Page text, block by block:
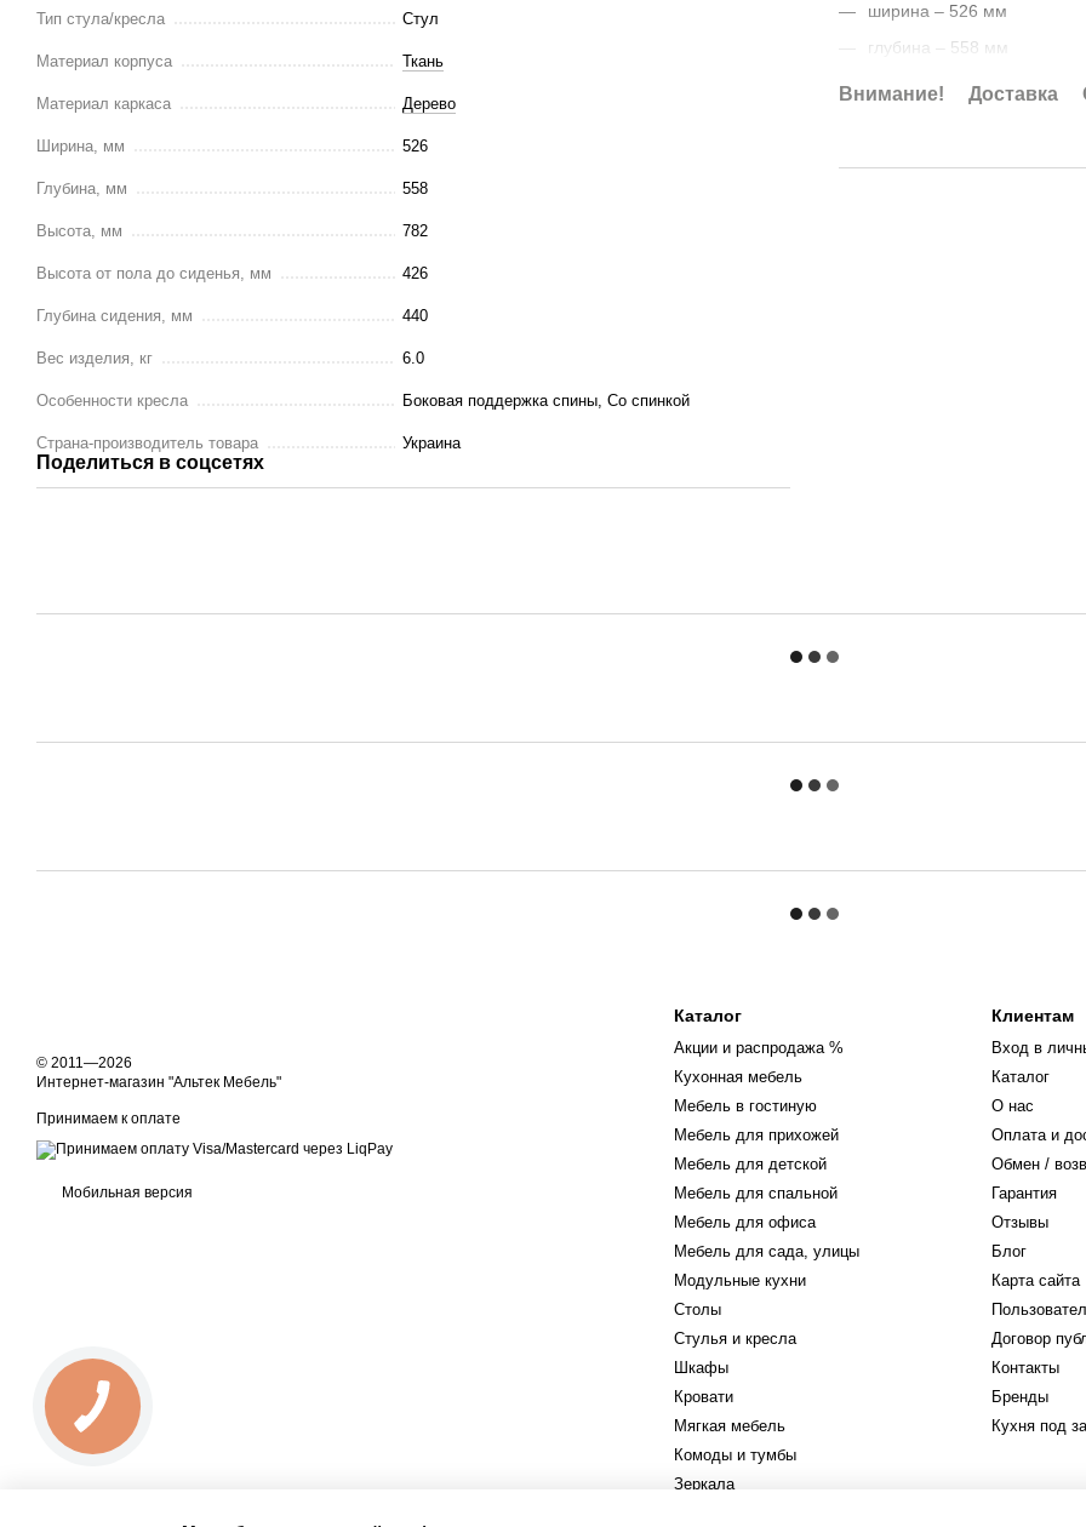
Тип стула/кресла Стул
Материал корпуса Ткань
Материал каркаса Дерево
Ширина, мм 526
Глубина, мм 558
Высота, мм 782
Высота от пола до сиденья, мм 426
Глубина сидения, мм 440
Вес изделия, кг 6.0
Особенности кресла Боковая поддержка спины, Со спинкой
Страна-производитель товара Украина
Поделиться в соцсетях
ширина – 526 мм
глубина – 558 мм
высота – 782 мм
Внимание! Доставка
© 2011—2026
Интернет-магазин "Альтек Мебель"
Принимаем к оплате
Мобильная версия
Каталог
Акции и распродажа %
Кухонная мебель
Мебель в гостиную
Мебель для прихожей
Мебель для детской
Мебель для спальной
Мебель для офиса
Мебель для сада, улицы
Модульные кухни
Столы
Стулья и кресла
Шкафы
Кровати
Мягкая мебель
Комоды и тумбы
Зеркала
Клиентам
Вход в
Каталог
О нас
Оплата и
Обмен /
Гарантия
Отзывы
Блог
Карта сайта
Договор
Контакты
Бренды
Кухня под